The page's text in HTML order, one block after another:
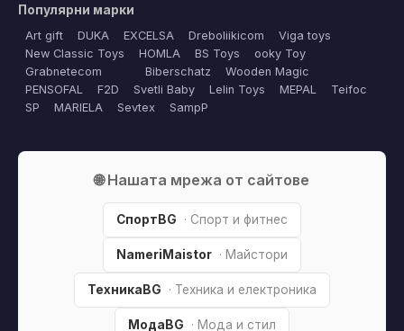
Популярни марки
Art gift DUKA EXCELSA Dreboliikicom
Viga toys
New Classic Toys
HOMLA BS Toys
ooky Toy
Grabnetecom
Biberschatz
Wooden Magic
PENSOFAL
F2D Svetli Baby Lelin Toys MEPAL
Teifoc
SP
MARIELA Sevtex SampP
🌐 Нашата мрежа от сайтове
СпортBG · Спорт и фитнес
NameriMaistor · Майстори
ТехникаBG · Техника и електроника
МодаBG · Мода и стил